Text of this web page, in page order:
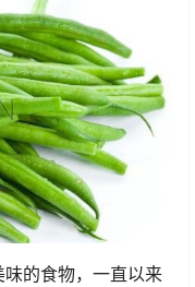
的食物，一直以来